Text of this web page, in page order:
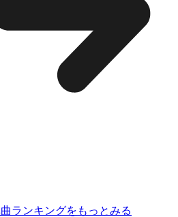
曲ランキングをもっとみる